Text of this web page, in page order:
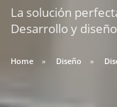
La solución
Desarrollo y
Home Diseño